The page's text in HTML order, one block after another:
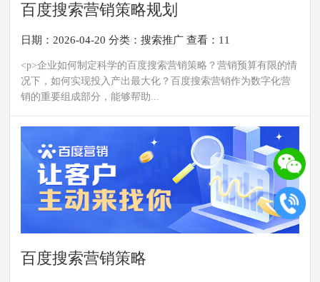
百度搜索营销策略规划
日期：2026-04-20 分类：搜索推广 查看：11
<p>企业如何制定科学的百度搜索营销策略？营销预算有限的情
况下，如何实现投入产出最大化？百度搜索营销作为数字化营
销的重要组成部分，能够帮助...
百度搜索营销策略